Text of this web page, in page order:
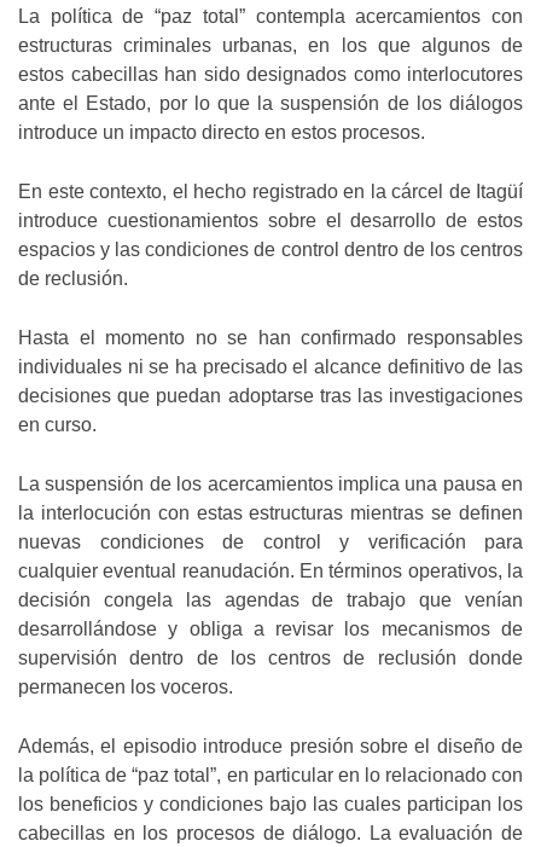
La política de “paz total” contempla acercamientos con
estructuras criminales urbanas, en los que algunos de
estos cabecillas han sido designados como interlocutores
ante el Estado, por lo que la suspensión de los diálogos
introduce un impacto directo en estos procesos.
En este contexto, el hecho registrado en la cárcel de Itagüí
introduce cuestionamientos sobre el desarrollo de estos
espacios y las condiciones de control dentro de los centros
de reclusión.
Hasta el momento no se han confirmado responsables
individuales ni se ha precisado el alcance definitivo de las
decisiones que puedan adoptarse tras las investigaciones
en curso.
La suspensión de los acercamientos implica una pausa en
la interlocución con estas estructuras mientras se definen
nuevas condiciones de control y verificación para
cualquier eventual reanudación. En términos operativos, la
decisión congela las agendas de trabajo que venían
desarrollándose y obliga a revisar los mecanismos de
supervisión dentro de los centros de reclusión donde
permanecen los voceros.
Además, el episodio introduce presión sobre el diseño de
la política de “paz total”, en particular en lo relacionado con
los beneficios y condiciones bajo las cuales participan los
cabecillas en los procesos de diálogo. La evaluación de